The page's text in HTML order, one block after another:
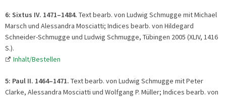
6: Sixtus IV. 1471–1484. Text bearb. von Ludwig Schmugge mit Michael
Marsch und Alessandra Mosciatti; Indices bearb. von Hildegard
Schneider-Schmugge und Ludwig Schmugge, Tübingen 2005 (XLIV, 1416
S.).
Inhalt/Bestellen
5: Paul II. 1464–1471. Text bearb. von Ludwig Schmugge mit Peter
Clarke, Alessandra Mosciatti und Wolfgang P. Müller; Indices bearb. von